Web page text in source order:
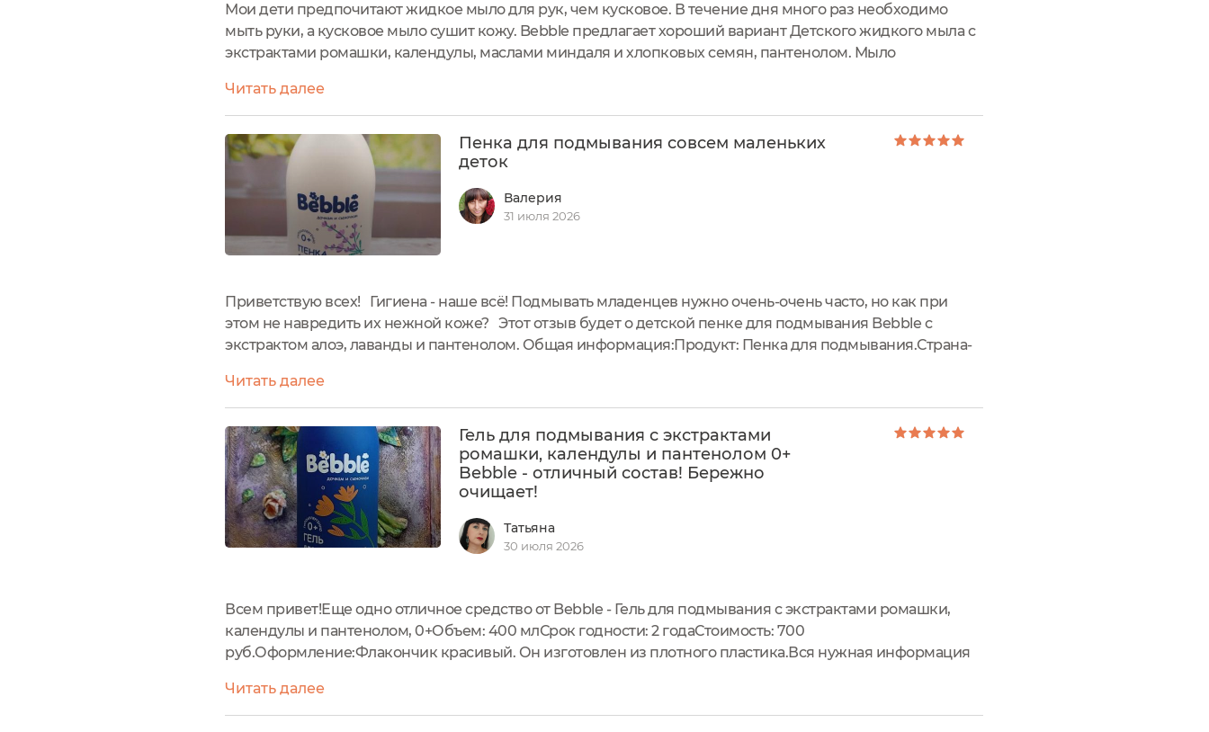
Мои дети предпочитают жидкое мыло для рук, чем кусковое. В течение дня много раз необходимо
мыть руки, а кусковое мыло сушит кожу. Bebble предлагает хороший вариант Детского жидкого мыла с
экстрактами ромашки, календулы, маслами миндаля и хлопковых семян, пантенолом. Мыло
Дозатор в виде круглой шайбы, детской...
Читать далее
Пенка для подмывания совсем маленьких
деток
Валерия
31 июля 2026
Приветствую всех! Гигиена - наше всё! Подмывать младенцев нужно очень-очень часто, но как при
этом не навредить их нежной коже? Этот отзыв будет о детской пенке для подмывания Bebble с
экстрактом алоэ, лаванды и пантенолом. Общая информация:Продукт: Пенка для подмывания.Страна-
упаковки.Средняя стоимость: 670...
Читать далее
Гель для подмывания с экстрактами
ромашки, календулы и пантенолом 0+
Bebble - отличный состав! Бережно
очищает!
Татьяна
30 июля 2026
Всем привет!Еще одно отличное средство от Bebble - Гель для подмывания с экстрактами ромашки,
календулы и пантенолом, 0+Объем: 400 млСрок годности: 2 годаСтоимость: 700
руб.Оформление:Флакончик красивый. Он изготовлен из плотного пластика.Вся нужная информация
годности и т.д.Имеется удобный дозатор. Он...
Читать далее